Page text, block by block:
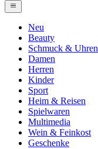
Neu
Beauty
Schmuck & Uhren
Damen
Herren
Kinder
Sport
Heim & Reisen
Spielwaren
Multimedia
Wein & Feinkost
Geschenke